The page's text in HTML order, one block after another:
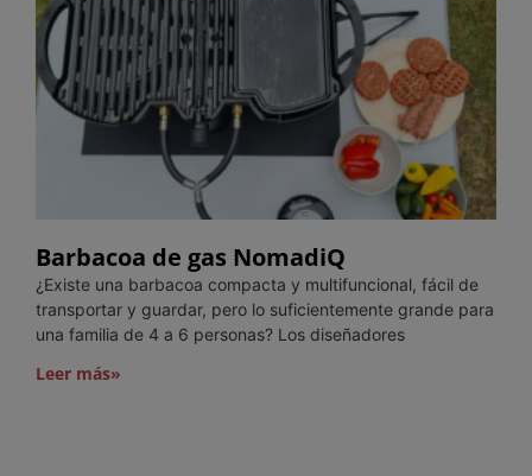
Barbacoa de gas NomadiQ
¿Existe una barbacoa compacta y multifuncional, fácil de
transportar y guardar, pero lo suficientemente grande para
una familia de 4 a 6 personas? Los diseñadores
Leer más»